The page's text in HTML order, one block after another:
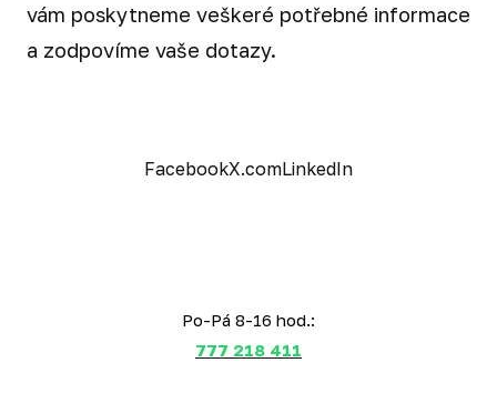
vám poskytneme veškeré potřebné informace
a zodpovíme vaše dotazy.
FacebookX.comLinkedIn
Po-Pá 8-16 hod.:
777 218 411